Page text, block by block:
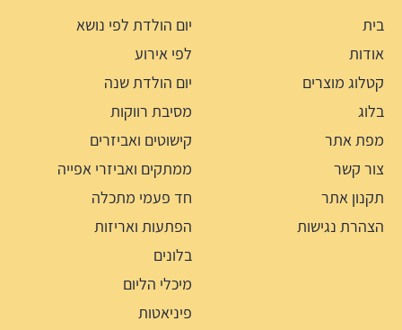
בית
אודות
קטלוג מוצרים
בלוג
מפת אתר
צור קשר
תקנון אתר
הצהרת נגישות
יום הולדת לפי נושא
לפי אירוע
יום הולדת שנה
מסיבת רווקות
קישוטים ואביזרים
ממתקים ואביזרי אפייה
חד פעמי מתכלה
הפתעות ואריזות
בלונים
מיכלי הליום
פיניאטות